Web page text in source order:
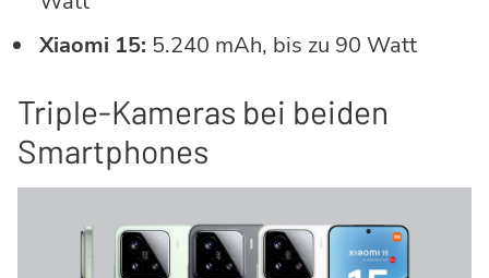
Xiaomi 15: 5.240 mAh, bis zu 90 Watt
Triple-Kameras bei beiden
Smartphones